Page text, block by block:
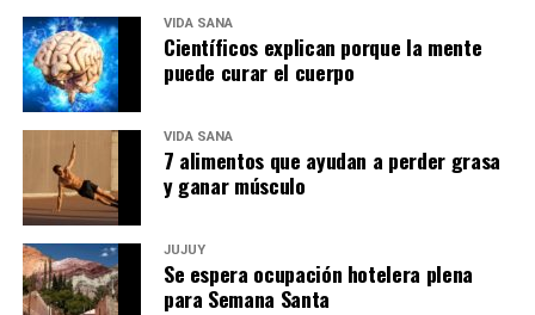
VIDA SANA
Científicos explican porque la mente
puede curar el cuerpo
VIDA SANA
7 alimentos que ayudan a perder grasa
y ganar músculo
JUJUY
Se espera ocupación hotelera plena
para Semana Santa